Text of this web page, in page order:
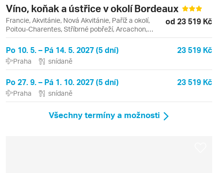
Víno, koňak a ústřice v okolí Bordeaux
Francie, Akvitánie, Nová Akvitánie, Paříž a okolí,
Poitou-Charentes, Stříbrné pobřeží, Arcachon,
Arcachon Bay, Bordeaux, Bourse, Cognac, La
Rochelle, Paříž
od 23 519 Kč
Po 10. 5. – Pá 14. 5. 2027 (5 dní) 23 519 Kč
Praha snídaně
Po 27. 9. – Pá 1. 10. 2027 (5 dní) 23 519 Kč
Praha snídaně
Všechny termíny a možnosti